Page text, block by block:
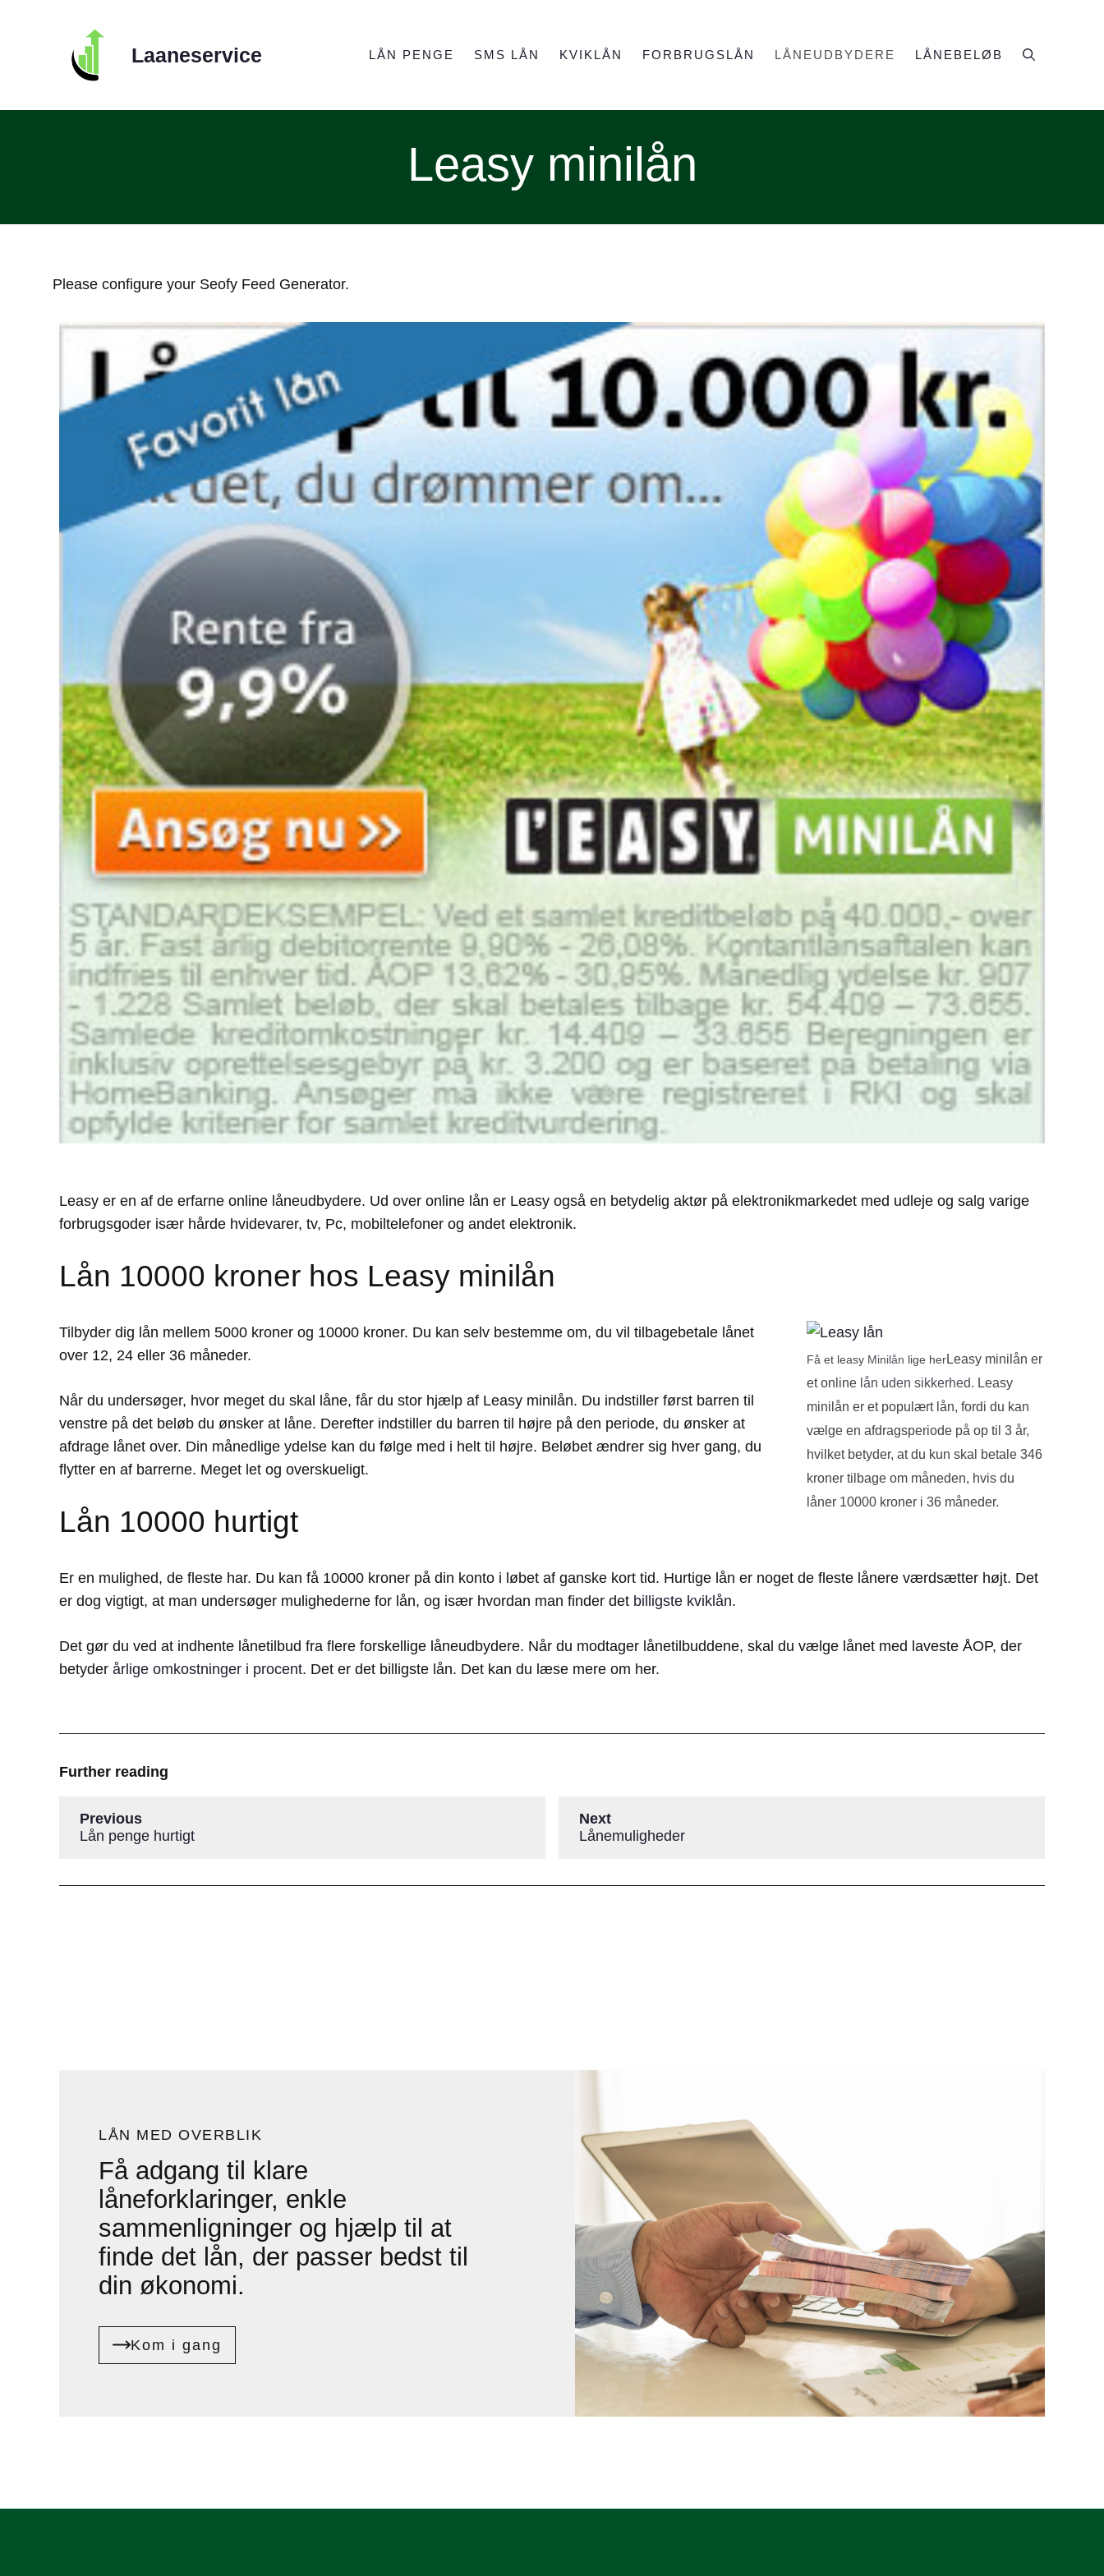
Laaneservice LÅN PENGE SMS LÅN KVIKLÅN FORBRUGSLÅN LÅNEUDBYDERE LÅNEBELØB
Leasy minilån
Please configure your Seofy Feed Generator.
Leasy er en af de erfarne online låneudbydere. Ud over online lån er Leasy også en betydelig aktør på elektronikmarkedet med udleje og salg varige
forbrugsgoder især hårde hvidevarer, tv, Pc, mobiltelefoner og andet elektronik.
Lån 10000 kroner hos Leasy minilån
Få et leasy Minilån lige her Leasy minilån er
et online lån uden sikkerhed. Leasy
minilån er et populært lån, fordi du kan
vælge en afdragsperiode på op til 3 år,
hvilket betyder, at du kun skal betale 346
kroner tilbage om måneden, hvis du
låner 10000 kroner i 36 måneder.
Tilbyder dig lån mellem 5000 kroner og 10000 kroner. Du kan selv bestemme om, du vil tilbagebetale lånet
over 12, 24 eller 36 måneder.
Når du undersøger, hvor meget du skal låne, får du stor hjælp af Leasy minilån. Du indstiller først barren til
venstre på det beløb du ønsker at låne. Derefter indstiller du barren til højre på den periode, du ønsker at
afdrage lånet over. Din månedlige ydelse kan du følge med i helt til højre. Beløbet ændrer sig hver gang, du
flytter en af barrerne. Meget let og overskueligt.
Lån 10000 hurtigt
Er en mulighed, de fleste har. Du kan få 10000 kroner på din konto i løbet af ganske kort tid. Hurtige lån er noget de fleste lånere værdsætter højt. Det
er dog vigtigt, at man undersøger mulighederne for lån, og især hvordan man finder det billigste kviklån.
Det gør du ved at indhente lånetilbud fra flere forskellige låneudbydere. Når du modtager lånetilbuddene, skal du vælge lånet med laveste ÅOP, der
betyder årlige omkostninger i procent. Det er det billigste lån. Det kan du læse mere om her.
Further reading
Previous
Lån penge hurtigt
Next
Lånemuligheder
LÅN MED OVERBLIK
Få adgang til klare
låneforklaringer, enkle
sammenligninger og hjælp til at
finde det lån, der passer bedst til
din økonomi.
Kom i gang